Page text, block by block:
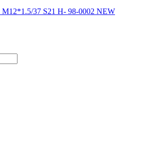
М12*1.5/37 S21 H- 98-0002 NEW